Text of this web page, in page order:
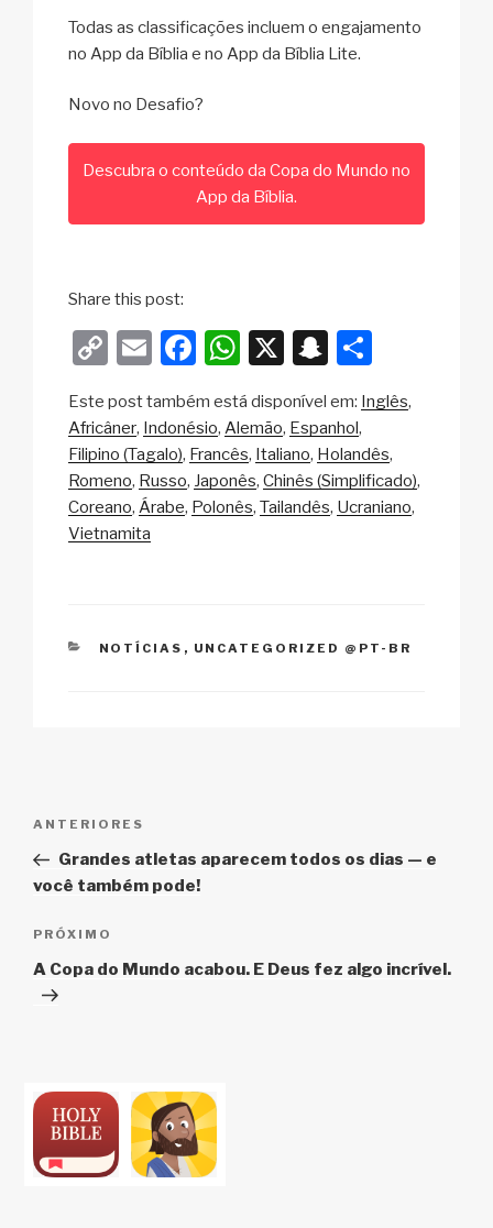
Todas as classificações incluem o engajamento
no App da Bíblia e no App da Bíblia Lite.
Novo no Desafio?
Descubra o conteúdo da Copa do Mundo no
App da Bíblia.
Share this post:
C
p
y
Li
n
E
ail
F
c
e
b
o
W
at
s
A
p
X
S
a
p
c
h
ar
e
Este post também está disponível em: Inglês
Africâner Indonésio Alemão Espanhol
Filipino (Tagalo) Francês Italiano Holandês
Romeno Russo Japonês Chinês (Simplificado)
Coreano Árabe Polonês Tailandês Ucraniano
Vietnamita
CATEGORIAS
NOTÍCIAS , UNCATEGORIZED @PT-BR
Post
Post
anterior
ANTERIORES
Grandes atletas aparecem todos os dias — e
você também pode!
Próximo
post
PRÓXIMO
A Copa do Mundo acabou. E Deus fez algo incrível.